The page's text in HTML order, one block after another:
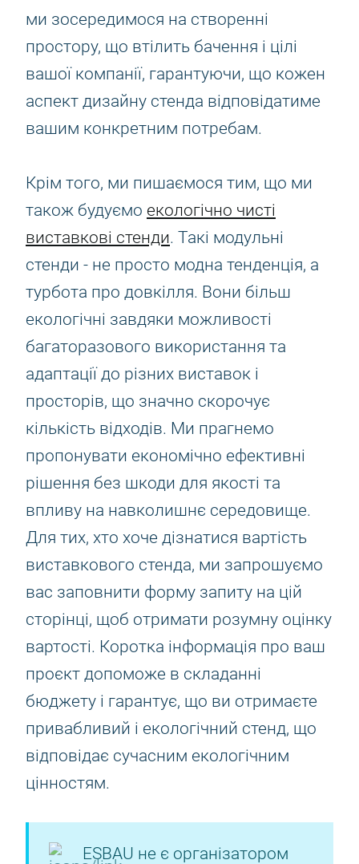
ми зосередимося на створенні
простору, що втілить бачення і цілі
вашої компанії, гарантуючи, що кожен
аспект дизайну стенда відповідатиме
вашим конкретним потребам.
Крім того, ми пишаємося тим, що ми
також будуємо екологічно чисті
виставкові стенди. Такі модульні
стенди - не просто модна тенденція, а
турбота про довкілля. Вони більш
екологічні завдяки можливості
багаторазового використання та
адаптації до різних виставок і
просторів, що значно скорочує
кількість відходів. Ми прагнемо
пропонувати економічно ефективні
рішення без шкоди для якості та
впливу на навколишнє середовище.
Для тих, хто хоче дізнатися вартість
виставкового стенда, ми запрошуємо
вас заповнити форму запиту на цій
сторінці, щоб отримати розумну оцінку
вартості. Коротка інформація про ваш
проєкт допоможе в складанні
бюджету і гарантує, що ви отримаєте
привабливий і екологічний стенд, що
відповідає сучасним екологічним
цінностям.
ESBAU не є організатором